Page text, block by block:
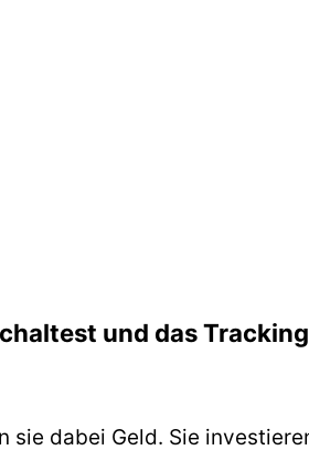
und das
dabei Geld. Sie